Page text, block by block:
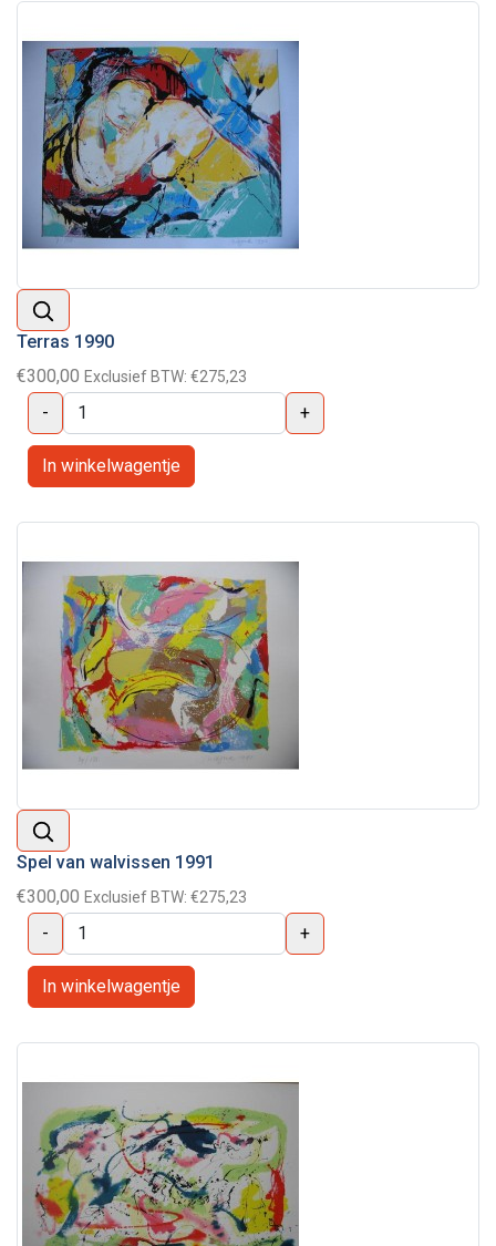
Terras 1990
€300,00 Exclusief BTW: €275,23
- +
Spel van walvissen 1991
€300,00 Exclusief BTW: €275,23
- +